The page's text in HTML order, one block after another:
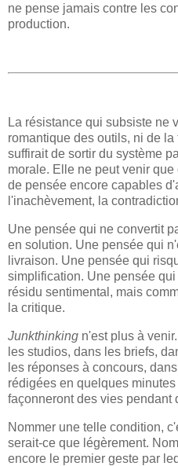
ne pense jamais contre les
production.
La résistance qui subsiste ne
romantique des outils, ni de
suffirait de sortir du système
morale. Elle ne peut venir
de pensée encore capables
l'inachèvement, la
Une pensée qui ne convertit
en solution. Une pensée qui
livraison. Une pensée qui
simplification. Une pensée
résidu sentimental, mais
la critique.
Junkthinking n'est plus à
les studios, dans les briefs,
les réponses à concours,
rédigées en quelques
façonneront des vies pendant
Nommer une telle condition,
serait-ce que légèrement.
encore le premier geste par